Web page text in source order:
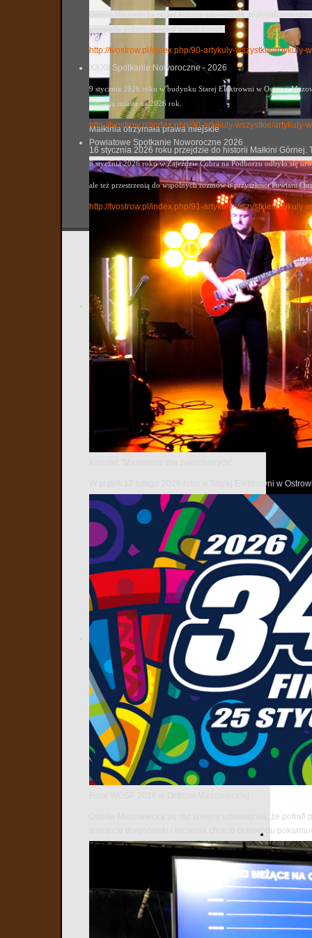
Małkinia otrzymała prawa miejskie
16 stycznia 2026 roku przejdzie do historii Małkini
W piątek 12 lutego 2026 roku w Starej Elektrowni w
Ostrów Mazowiecka po raz kolejny udowodniła, że
wsparcie diagnostyki i leczenia chorób przewodu
http://tvostrow.pl/index.php/90-artykuly-wszystkie/
XXXII Spotkanie Noworoczne - 2026
9 stycznia 2026 roku w budynku Starej Elektrowni w Ostrowi
rozwoju miasta na 2026 rok.
http://tvostrow.pl/index.php/90-artykuly-wszystkie/
Powiatowe Spotkanie Noworoczne 2026
8 stycznia 2026 roku w Zajeździe Cobra na Podborzu odbyło się
ale też przestrzenią do wspólnych rozmów o przyszłości Powiatu
http://tvostrow.pl/index.php/91-artykuly-wszystkie/
tvostrow
przejścia do